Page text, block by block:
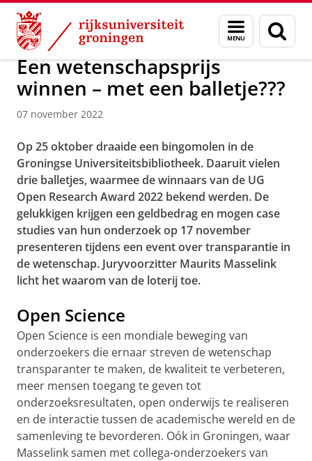
Skip
Content
Skip
Navigation
Menu
en
zoeken
Over ons Actueel Nieuws Nieuwsberichten
Een wetenschapsprijs
winnen – met een balletje???
07 november 2022
Op 25 oktober draaide een bingomolen in de
Groningse Universiteitsbibliotheek. Daaruit vielen
drie balletjes, waarmee de winnaars van de UG
Open Research Award 2022 bekend werden. De
gelukkigen krijgen een geldbedrag en mogen case
studies van hun onderzoek op 17 november
presenteren tijdens een event over transparantie in
de wetenschap. Juryvoorzitter Maurits Masselink
licht het waarom van de loterij toe.
Open Science
Open Science is een mondiale beweging van
onderzoekers die ernaar streven de wetenschap
transparanter te maken, de kwaliteit te verbeteren,
meer mensen toegang te geven tot
onderzoeksresultaten, open onderwijs te realiseren
en de interactie tussen de academische wereld en de
samenleving te bevorderen. Oók in Groningen, waar
Masselink samen met collega-onderzoekers van